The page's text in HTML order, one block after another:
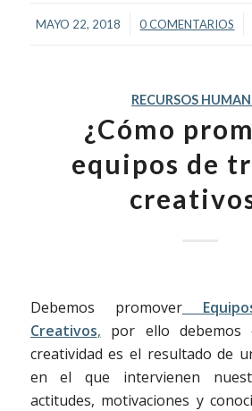
MAYO 22, 2018
/ 0 COMENTARIOS
/
RECURSOS
¿Cómo
equipos de
Debemos promover
Creativos, por ello debemos
creatividad es el resultado de
en el que intervienen
actitudes, motivaciones y